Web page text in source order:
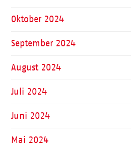
Oktober 2024
September 2024
August 2024
Juli 2024
Juni 2024
Mai 2024